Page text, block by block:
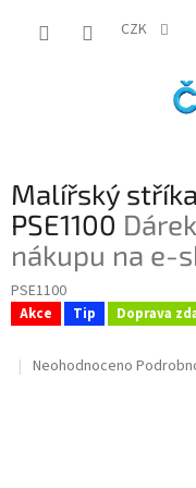
CZK
Malířský
PSE1100
nákupu na e-
PSE1100
Akce Tip Doprava
Průměrné
Neohodnoceno